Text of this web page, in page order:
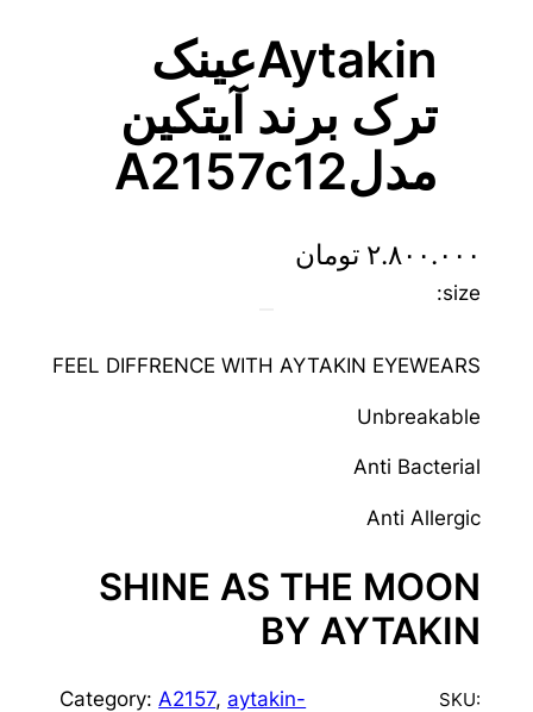
Aytakinعینک
ترک برند آیتکین
مدلA2157c12
۲.۸۰۰.۰۰۰ تومان
size:
FEEL DIFFRENCE WITH AYTAKIN EYEWEARS
Unbreakable
Anti Bacterial
Anti Allergic
SHINE AS THE MOON
BY AYTAKIN
SKU:
Category: A2157, aytakin-